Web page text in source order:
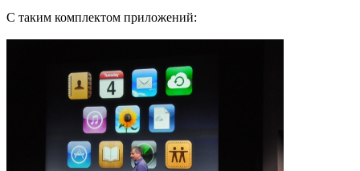
С таким комплектом приложений: